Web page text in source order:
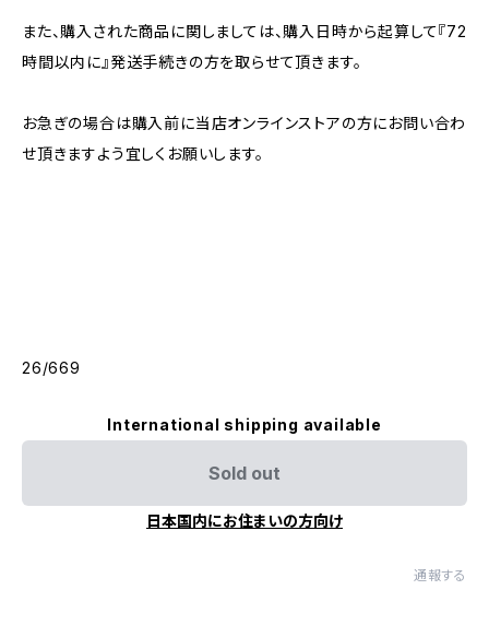
また、購入された商品に関しましては、購入日時から起算して『72
時間以内に』発送手続きの方を取らせて頂きます。
お急ぎの場合は購入前に当店オンラインストアの方にお問い合わ
せ頂きますよう宜しくお願いします。
26/669
International shipping available
Sold out
日本国内にお住まいの方向け
通報する